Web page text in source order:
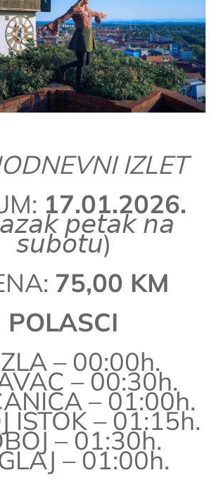
IZLET
17.01.2026.
𝘱𝘦𝘵𝘢𝘬 𝘯𝘢
𝘴𝘶𝘣𝘰𝘵𝘶)
75,00 KM
POLASCI
– 00:00h.
– 00:30h.
– 01:00h.
ISTOK – 01:15h.
– 01:30h.
– 01:00h.